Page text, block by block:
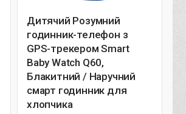
Дитячий Розумний
годинник-телефон з
GPS-трекером Smart
Baby Watch Q60,
Блакитний / Наручний
смарт годинник для
хлопчика